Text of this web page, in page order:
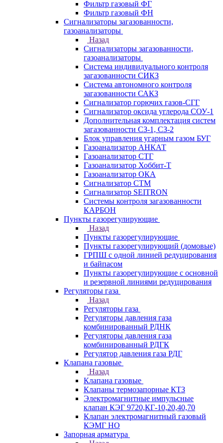
Фильтр газовый ФГ
Фильтр газовый ФН
Сигнализаторы загазованности,
газоанализаторы
Назад
Сигнализаторы загазованности,
газоанализаторы
Система индивидуального контроля
загазованности СИКЗ
Система автономного контроля
загазованности САКЗ
Сигнализатор горючих газов-СГГ
Сигнализатор оксида углерода СОУ-1
Дополнительная комплектация систем
загазованности СЗ-1, СЗ-2
Блок управления угарным газом БУГ
Газоанализатор АНКАТ
Газоанализатор СТГ
Газоанализатор Хоббит-Т
Газоанализатор ОКА
Сигнализатор СТМ
Сигнализатор SEITRON
Системы контроля загазованности
КАРБОН
Пункты газорегулирующие
Назад
Пункты газорегулирующие
Пункты газорегулирующий (домовые)
ГРПШ с одной линией редуцирования
и байпасом
Пункты газорегулирующие с основной
и резервной линиями редуцирования
Регуляторы газа
Назад
Регуляторы газа
Регуляторы давления газа
комбинированный РДНК
Регуляторы давления газа
комбинированный РДГК
Регулятор давления газа РДГ
Клапана газовые
Назад
Клапана газовые
Клапаны термозапорные КТЗ
Электромагнитные импульсные
клапан КЭГ 9720,КГ-10,20,40,70
Клапан электромагнитный газовый
КЭМГ НО
Запорная арматура